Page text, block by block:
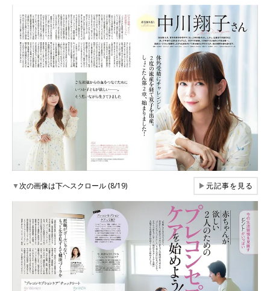
▼次の画像は下へスクロール (8/19) ▶元記事を見る